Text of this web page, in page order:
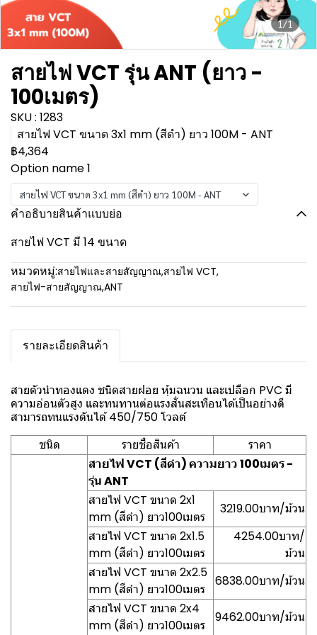
1/1
สายไฟ VCT รุ่น ANT (ยาว -
100เมตร)
SKU : 1283
สายไฟ VCT ขนาด 3x1 mm (สีดำ) ยาว 100M - ANT
฿4,364
Option name 1
สายไฟ VCT ขนาด 3x1 mm (สีดำ) ยาว 100M - ANT
คำอธิบายสินค้าแบบย่อ
สายไฟ VCT มี 14 ขนาด
หมวดหมู่:สายไฟและสายสัญญาณ,สายไฟ VCT,
สายไฟ-สายสัญญาณ,ANT
รายละเอียดสินค้า
สายตัวนำทองแดง ชนิดสายฝอย หุ้มฉนวน และเปลือก PVC มี
ความอ่อนตัวสูง และทนทานต่อแรงสั่นสะเทือนได้เป็นอย่างดี
สามารถทนแรงดันได้ 450/750 โวลต์
ชนิด
รายชื่อสินค้า
ราคา
สายไฟ VCT (สีดำ) ความยาว 100เมตร -
รุ่น ANT
สายไฟ VCT ขนาด 2x1
mm (สีดำ) ยาว100เมตร
3219.00บาท/ม้วน
สายไฟ VCT ขนาด 2x1.5
mm (สีดำ) ยาว100เมตร
4254.00บาท/
ม้วน
สายไฟ VCT ขนาด 2x2.5
mm (สีดำ) ยาว100เมตร
6838.00บาท/ม้วน
สายไฟ VCT ขนาด 2x4
mm (สีดำ) ยาว100เมตร
9462.00บาท/ม้วน